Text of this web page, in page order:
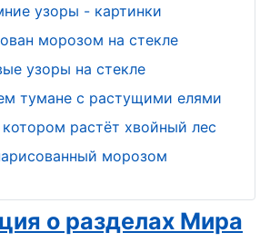
узоры - картинки
морозом на стекле
узоры на стекле
тумане с растущими елями
растёт хвойный лес
морозом
о разделах Мира